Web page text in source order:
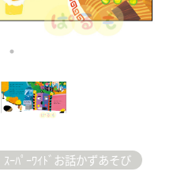
ｽｰﾊﾟｰﾜｲﾄﾞお話かずあそび